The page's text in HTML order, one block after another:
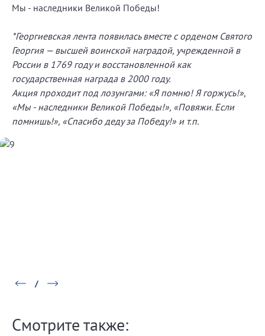
Мы - наследники Великой Победы!
*Георгиевская лента появилась вместе с орденом Святого
Георгия — высшей воинской наградой, учрежденной в
России в 1769 году и восстановленной как
государственная награда в 2000 году.
Акция проходит под лозунгами: «Я помню! Я горжусь!»,
«Мы - наследники Великой Победы!», «Повяжи. Если
помнишь!», «Спасибо деду за Победу!» и т.п.
Смотрите также: